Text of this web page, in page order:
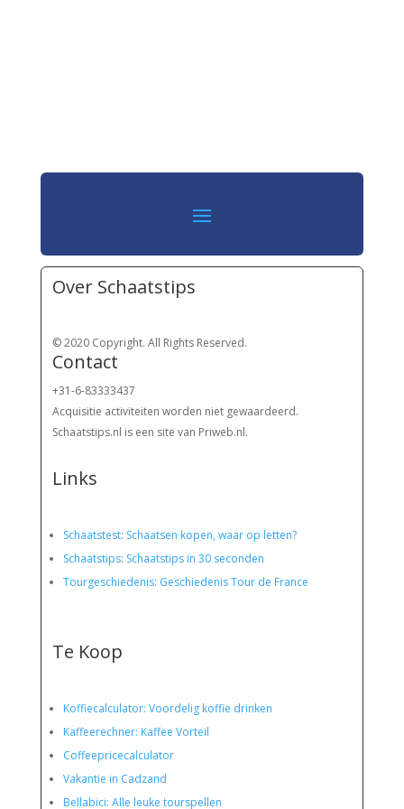
Over Schaatstips
© 2020 Copyright. All Rights Reserved.
Contact
+31-6-83333437
Acquisitie activiteiten worden niet gewaardeerd.
Schaatstips.nl is een site van Priweb.nl.
Links
Schaatstest: Schaatsen kopen, waar op letten?
Schaatstips: Schaatstips in 30 seconden
Tourgeschiedenis: Geschiedenis Tour de France
Te Koop
Koffiecalculator: Voordelig koffie drinken
Kaffeerechner: Kaffee Vorteil
Coffeepricecalculator
Vakantie in Cadzand
Bellabici: Alle leuke tourspellen